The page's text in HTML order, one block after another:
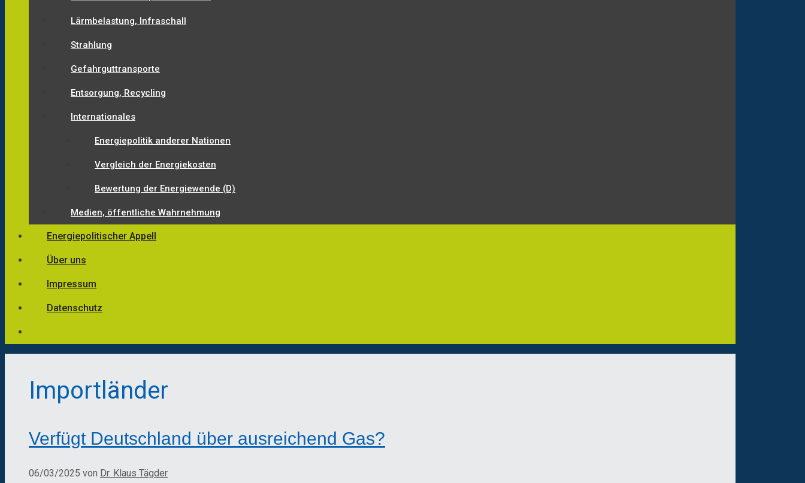
Lärmbelastung, Infraschall
Strahlung
Gefahrguttransporte
Entsorgung, Recycling
Internationales
Energiepolitik anderer Nationen
Vergleich der Energiekosten
Bewertung der Energiewende (D)
Medien, öffentliche Wahrnehmung
Energiepolitischer Appell
Über uns
Impressum
Datenschutz
Importländer
Verfügt Deutschland über ausreichend Gas?
06/03/2025 von Dr. Klaus Tägder